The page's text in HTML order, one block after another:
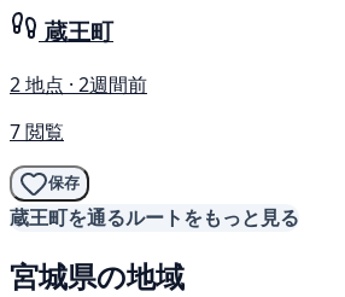
蔵王町
2 地点 · 2週間前
7 閲覧
保存
蔵王町を通るルートをもっと見る
宮城県の地域